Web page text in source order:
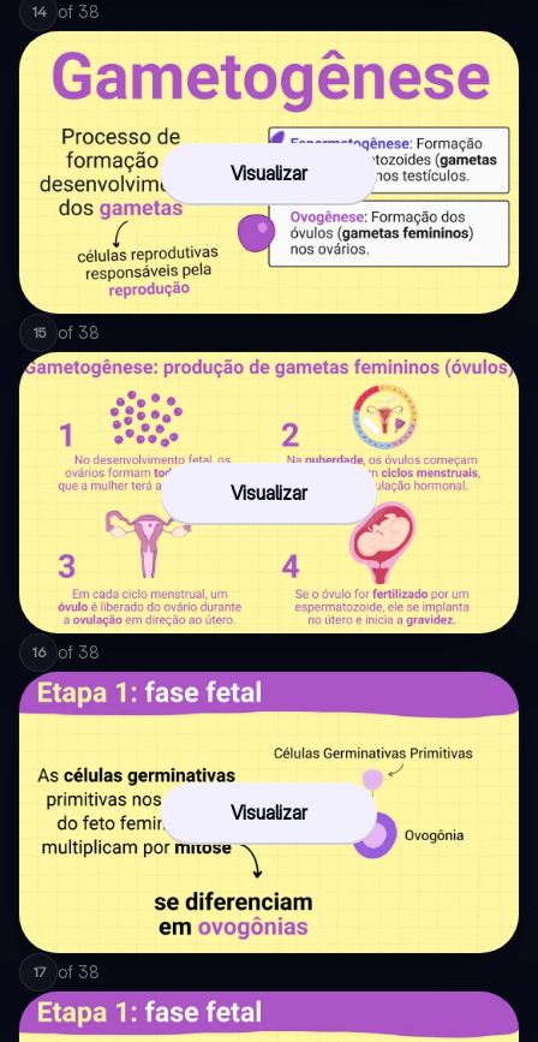
14 of 38
Visualizar
15 of 38
Visualizar
16 of 38
Visualizar
17 of 38